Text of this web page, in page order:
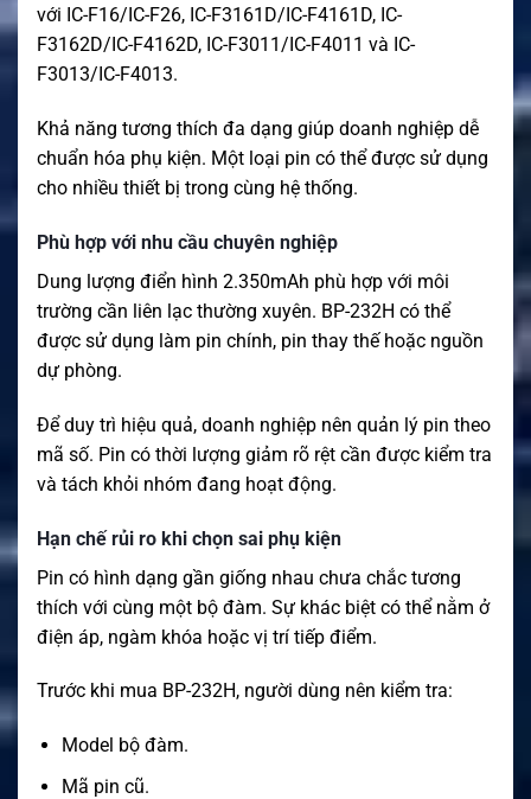
với IC-F16/IC-F26, IC-F3161D/IC-F4161D, IC-
F3162D/IC-F4162D, IC-F3011/IC-F4011 và IC-
F3013/IC-F4013.
Khả năng tương thích đa dạng giúp doanh nghiệp dễ
chuẩn hóa phụ kiện. Một loại pin có thể được sử dụng
cho nhiều thiết bị trong cùng hệ thống.
Phù hợp với nhu cầu chuyên nghiệp
Dung lượng điển hình 2.350mAh phù hợp với môi
trường cần liên lạc thường xuyên. BP-232H có thể
được sử dụng làm pin chính, pin thay thế hoặc nguồn
dự phòng.
Để duy trì hiệu quả, doanh nghiệp nên quản lý pin theo
mã số. Pin có thời lượng giảm rõ rệt cần được kiểm tra
và tách khỏi nhóm đang hoạt động.
Hạn chế rủi ro khi chọn sai phụ kiện
Pin có hình dạng gần giống nhau chưa chắc tương
thích với cùng một bộ đàm. Sự khác biệt có thể nằm ở
điện áp, ngàm khóa hoặc vị trí tiếp điểm.
Trước khi mua BP-232H, người dùng nên kiểm tra:
Model bộ đàm.
Mã pin cũ.